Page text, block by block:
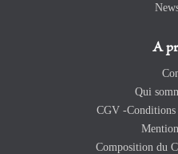
A
Qui
CGV -Conditions
Composition du